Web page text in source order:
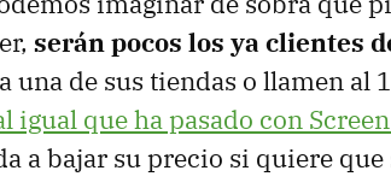
serán pocos los ya clientes
una de sus tiendas o llamen al
igual que ha pasado con
a bajar su precio si quiere